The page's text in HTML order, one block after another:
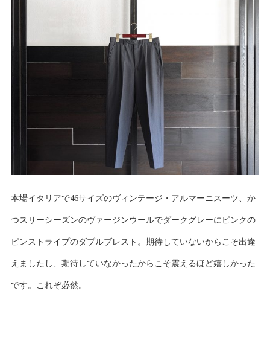
本場イタリアで46サイズのヴィンテージ・アルマーニスーツ、か
つスリーシーズンのヴァージンウールでダークグレーにピンクの
ピンストライプのダブルブレスト。期待していないからこそ出逢
えましたし、期待していなかったからこそ震えるほど嬉しかった
です。これぞ必然。